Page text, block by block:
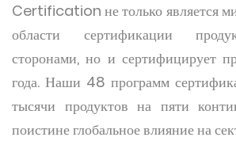
Certification не только является
области сертификации
сторонами, но и сертифицирует
года. Наши 48 программ
тысячи продуктов на пяти
поистине глобальное влияние на